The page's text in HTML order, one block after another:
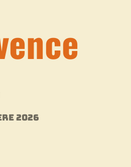
2026